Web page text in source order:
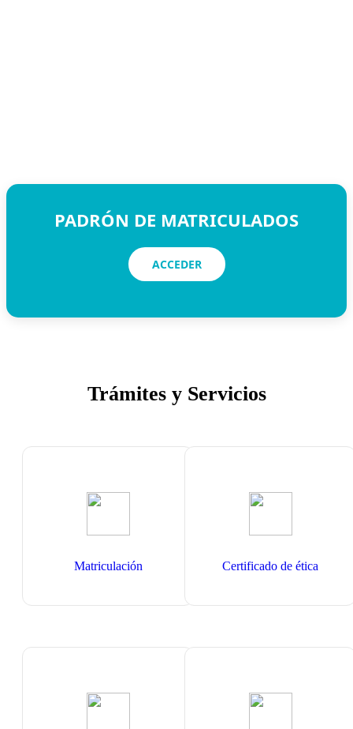
PADRÓN DE MATRICULADOS
ACCEDER
Trámites y Servicios
Matriculación Certificado de ética